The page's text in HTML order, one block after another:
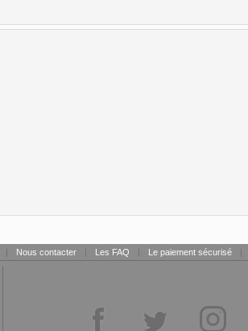
| Nous contacter | Les FAQ | Le paiement sécurisé |